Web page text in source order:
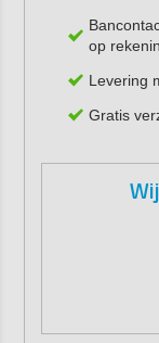
op
Levering
Gratis